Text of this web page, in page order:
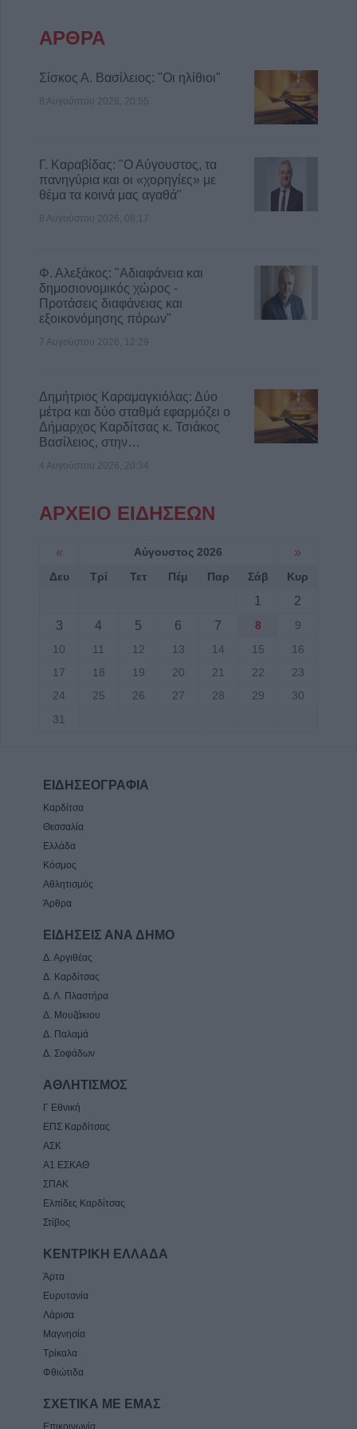
8 Αυγούστου 2026, 10:34
ΑΡΘΡΑ
Σίσκος Α. Βασίλειος: "Οι ηλίθιοι"
8 Αυγούστου 2026, 20:55
Γ. Καραβίδας: "Ο Αύγουστος, τα
πανηγύρια και οι «χορηγίες» με
θέμα τα κοινά μας αγαθά"
8 Αυγούστου 2026, 08:17
Φ. Αλεξάκος: "Αδιαφάνεια και
δημοσιονομικός χώρος -
Προτάσεις διαφάνειας και
εξοικονόμησης πόρων"
7 Αυγούστου 2026, 12:29
Δημήτριος Καραμαγκιόλας: Δύο
μέτρα και δύο σταθμά εφαρμόζει ο
Δήμαρχος Καρδίτσας κ. Τσιάκος
Βασίλειος, στην…
4 Αυγούστου 2026, 20:34
ΑΡΧΕΙΟ ΕΙΔΗΣΕΩΝ
« Αύγουστος 2026 »
Δευ Τρί Τετ Πέμ Παρ Σάβ Κυρ
1
2
3
4 5 6 7 8
9
10
11 12 13 14 15
16
17
18 19 20 21 22
23
24
25 26 27 28 29
30
31
ΕΙΔΗΣΕΟΓΡΑΦΙΑ
Καρδίτσα
Θεσσαλία
Ελλάδα
Κόσμος
Αθλητισμός
Άρθρα
ΕΙΔΗΣΕΙΣ ΑΝΑ ΔΗΜΟ
Δ. Αργιθέας
Δ. Καρδίτσας
Δ. Λ. Πλαστήρα
Δ. Μουζάκιου
Δ. Παλαμά
Δ. Σοφάδων
ΑΘΛΗΤΙΣΜΟΣ
Γ Εθνική
ΕΠΣ Καρδίτσας
ΑΣΚ
Α1 ΕΣΚΑΘ
ΣΠΑΚ
Ελπίδες Καρδίτσας
Στίβος
ΚΕΝΤΡΙΚΗ ΕΛΛΑΔΑ
Άρτα
Ευρυτανία
Λάρισα
Μαγνησία
Τρίκαλα
Φθιώτιδα
ΣΧΕΤΙΚΑ ΜΕ ΕΜΑΣ